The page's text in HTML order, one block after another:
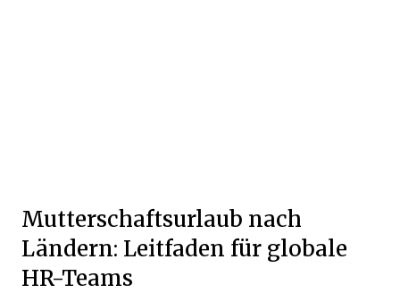
Mutterschaftsurlaub nach
Ländern: Leitfaden für globale
HR-Teams